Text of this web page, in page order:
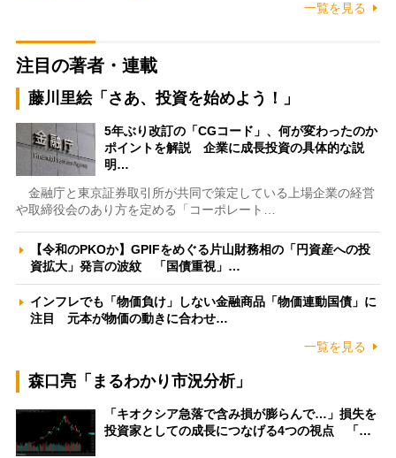
一覧を見る
注目の著者・連載
藤川里絵「さあ、投資を始めよう！」
5年ぶり改訂の「CGコード」、何が変わったのか
ポイントを解説 企業に成長投資の具体的な説
明…
金融庁と東京証券取引所が共同で策定している上場企業の経営
や取締役会のあり方を定める「コーポレート…
【令和のPKOか】GPIFをめぐる片山財務相の「円資産への投
資拡大」発言の波紋 「国債重視」…
インフレでも「物価負け」しない金融商品「物価連動国債」に
注目 元本が物価の動きに合わせ…
一覧を見る
森口亮「まるわかり市況分析」
「キオクシア急落で含み損が膨らんで…」損失を
投資家としての成長につなげる4つの視点 「…